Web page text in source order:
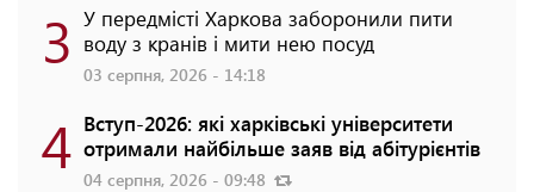
3 У передмісті Харкова заборонили пити
воду з кранів і мити нею посуд
03 серпня, 2026 - 14:18
4 Вступ-2026: які харківські університети
отримали найбільше заяв від абітурієнтів
04 серпня, 2026 - 09:48